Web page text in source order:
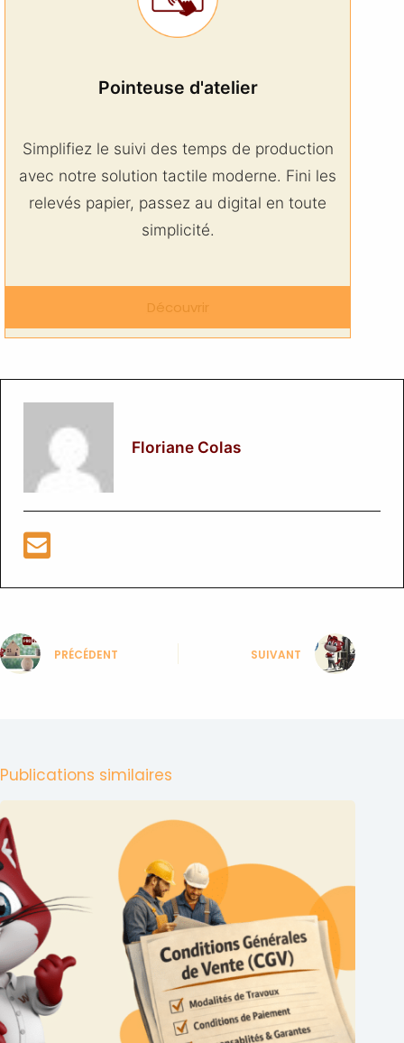
Pointeuse d'atelier
Simplifiez le suivi des temps de production
avec notre solution tactile moderne. Fini les
relevés papier, passez au digital en toute
simplicité.
Découvrir
Floriane Colas
PRÉCÉDENT SUIVANT
Publications similaires